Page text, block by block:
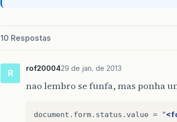
10 Respostas
R rof2000429 de jan. de 2013
nao lembro se funfa, mas ponha
document.form.status.value = "